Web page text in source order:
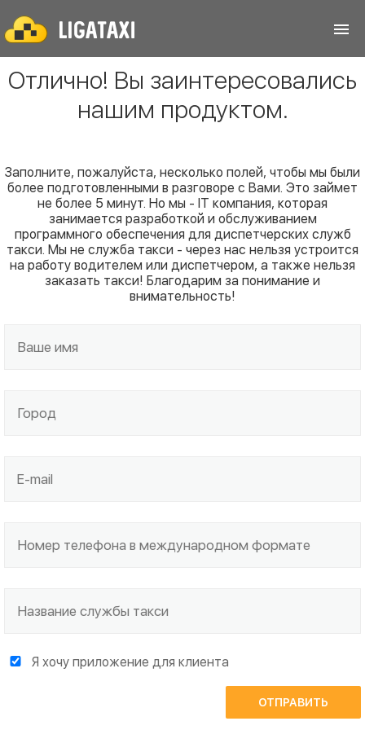
Отлично! Вы заинтересовались
нашим продуктом.
Заполните, пожалуйста, несколько полей, чтобы мы были
более подготовленными в разговоре с Вами. Это займет
не более 5 минут. Но мы - IT компания, которая
занимается разработкой и обслуживанием
программного обеспечения для диспетчерских служб
такси. Мы не служба такси - через нас нельзя устроится
на работу водителем или диспетчером, а также нельзя
заказать такси! Благодарим за понимание и
внимательность!
Я хочу приложение для клиента
ОТПРАВИТЬ